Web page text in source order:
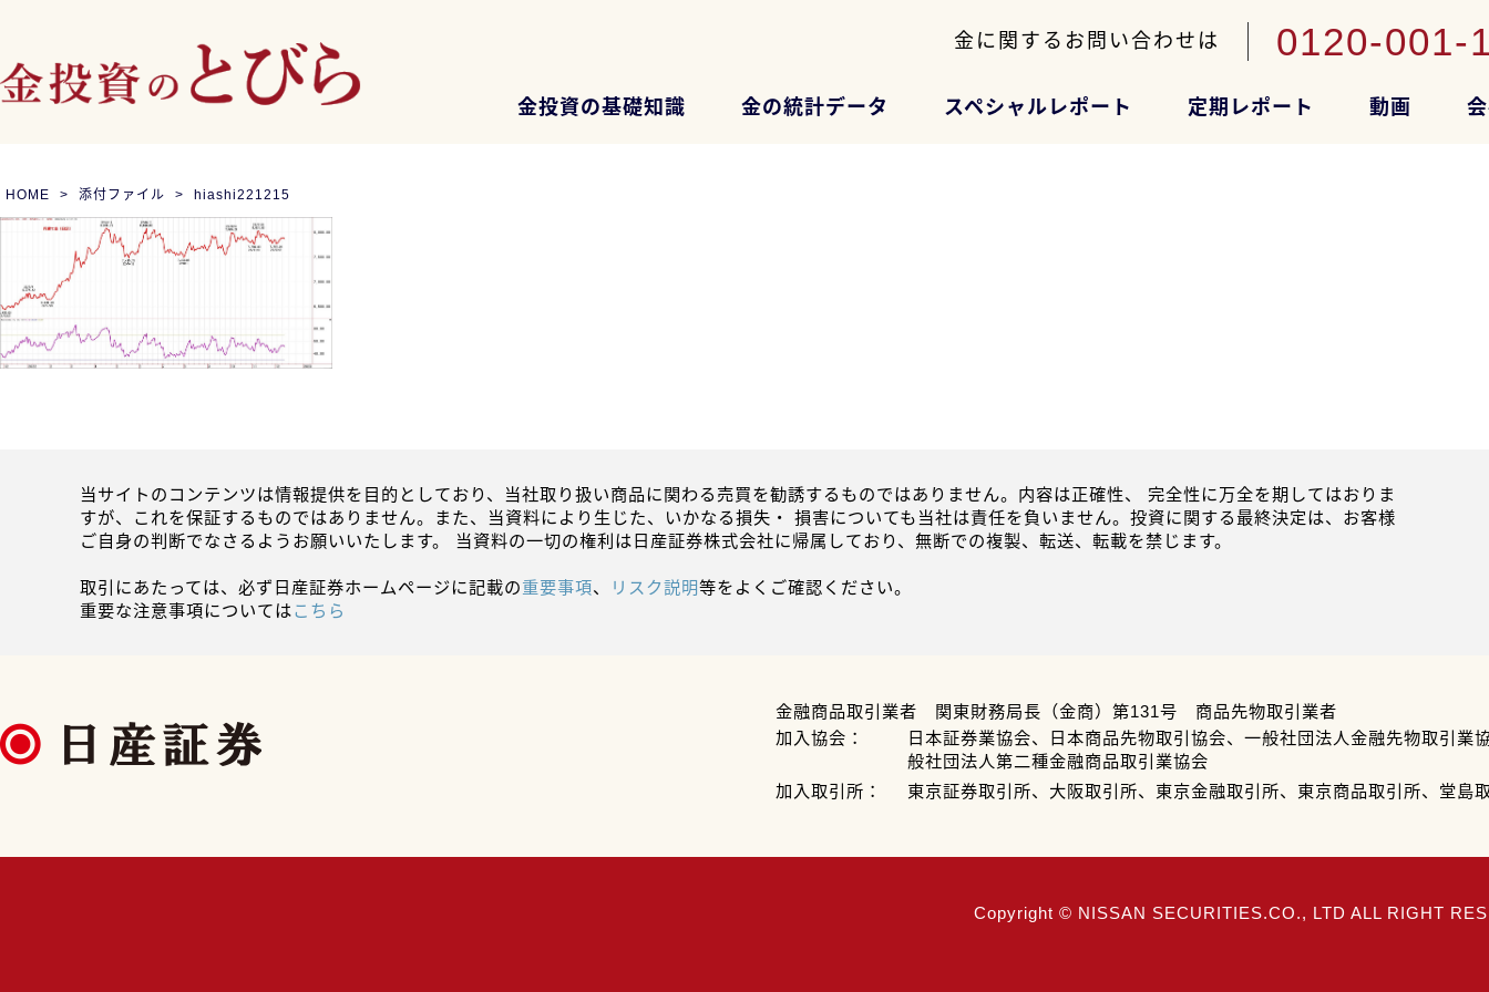
金に関するお問い合わせは 0120-001-
金投資の基礎知識 金の統計データ スペシャルレポート 定期レポート 動画
HOME 添付ファイル hiashi221215
当サイトのコンテンツは情報提供を目的としており、当社取り扱い商品に関わる売買を勧誘するものではありません。内容は正確性、 完全性に万全を期してはおりま
すが、これを保証するものではありません。また、当資料により生じた、いかなる損失・ 損害についても当社は責任を負いません。投資に関する最終決定は、お客様
ご自身の判断でなさるようお願いいたします。 当資料の一切の権利は日産証券株式会社に帰属しており、無断での複製、転送、転載を禁じます。
取引にあたっては、必ず日産証券ホームページに記載の重要事項、 リスク説明等をよくご確認ください。
重要な注意事項についてはこちら
金融商品取引業者 関東財務局長（金商）第131号 商品先物取引業者
加入協会：
日本証券業協会、日本商品先物取引協会、一般社団法人金融先物取引業
般社団法人第二種金融商品取引業協会
加入取引所：
東京証券取引所、大阪取引所、東京金融取引所、東京商品取引所、堂島
Copyright © NISSAN SECURITIES.CO., LTD ALL RIGHT